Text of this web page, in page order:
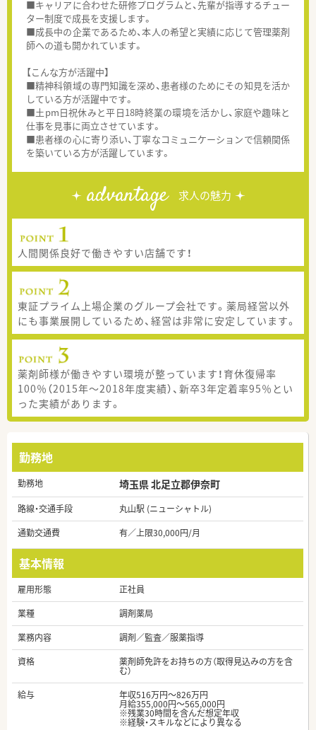
■キャリアに合わせた研修プログラムと、先輩が指導するチュー
ター制度で成長を支援します。
■成長中の企業であるため、本人の希望と実績に応じて管理薬剤
師への道も開かれています。
【こんな方が活躍中】
■精神科領域の専門知識を深め、患者様のためにその知見を活か
している方が活躍中です。
■土pm日祝休みと平日18時終業の環境を活かし、家庭や趣味と
仕事を見事に両立させています。
■患者様の心に寄り添い、丁寧なコミュニケーションで信頼関係
を築いている方が活躍しています。
advantage 求人の魅力
人間関係良好で働きやすい店舗です！
東証プライム上場企業のグループ会社です。薬局経営以外
にも事業展開しているため、経営は非常に安定しています。
薬剤師様が働きやすい環境が整っています！育休復帰率
100％（2015年～2018年度実績）、新卒3年定着率95％とい
った実績があります。
勤務地
勤務地 埼玉県 北足立郡伊奈町
路線・交通手段
丸山駅 (ニューシャトル)
通勤交通費
有／上限30,000円/月
基本情報
雇用形態
正社員
業種
調剤薬局
業務内容
調剤／監査／服薬指導
資格
薬剤師免許をお持ちの方（取得見込みの方を含
む）
給与
年収516万円～826万円
月給355,000円～565,000円
※残業30時間を含んだ想定年収
※経験・スキルなどにより異なる